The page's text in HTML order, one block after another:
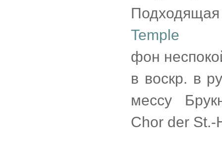
Temple
фон
в воскр. в
мессу
Chor der